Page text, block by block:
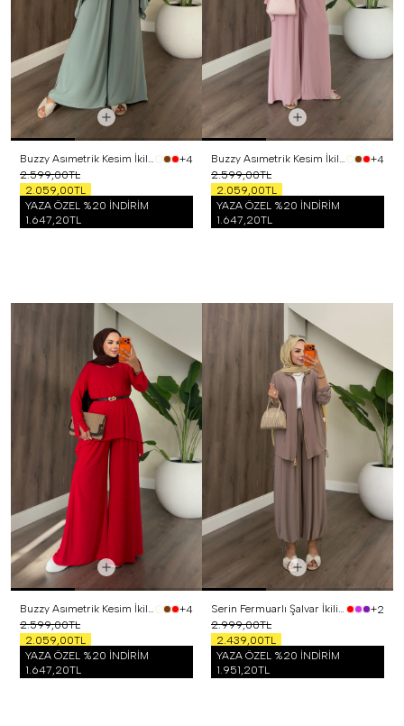
Buzzy Asımetrik Kesim İkili Takım Mint
+4
2.599,00TL
2.059,00TL
YAZA ÖZEL %20 İNDİRİM
1.647,20TL
Buzzy Asımetrik Kesim İkili Takım Pembe
+4
2.599,00TL
2.059,00TL
YAZA ÖZEL %20 İNDİRİM
1.647,20TL
Buzzy Asımetrik Kesim İkili Takım Kırmızı
+4
2.599,00TL
2.059,00TL
YAZA ÖZEL %20 İNDİRİM
1.647,20TL
Serin Fermuarlı Şalvar İkili Takım Vizon
+2
2.999,00TL
2.439,00TL
YAZA ÖZEL %20 İNDİRİM
1.951,20TL